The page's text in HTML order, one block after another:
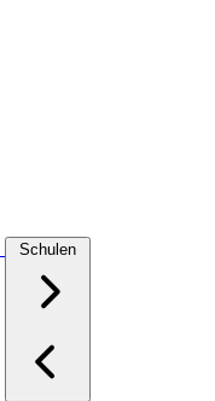
Schulen